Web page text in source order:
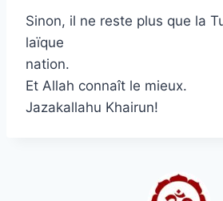
Sinon, il ne reste plus que la
laïque
nation.
Et Allah connaît le mieux.
Jazakallahu Khairun!